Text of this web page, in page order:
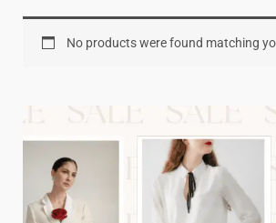
No products were found matching